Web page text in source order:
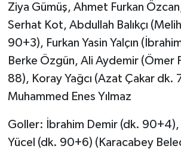
Ziya Gümüş, Ahmet Furkan Özcan,
Serhat Kot, Abdullah Balıkçı
90+3), Furkan Yasin Yalçın
Berke Özgün, Ali Aydemir (Ömer
88), Koray Yağcı (Azat Çakar dk.
Muhammed Enes Yılmaz
Goller: İbrahim Demir (dk. 90+4),
Yücel (dk. 90+6) (Karacabey